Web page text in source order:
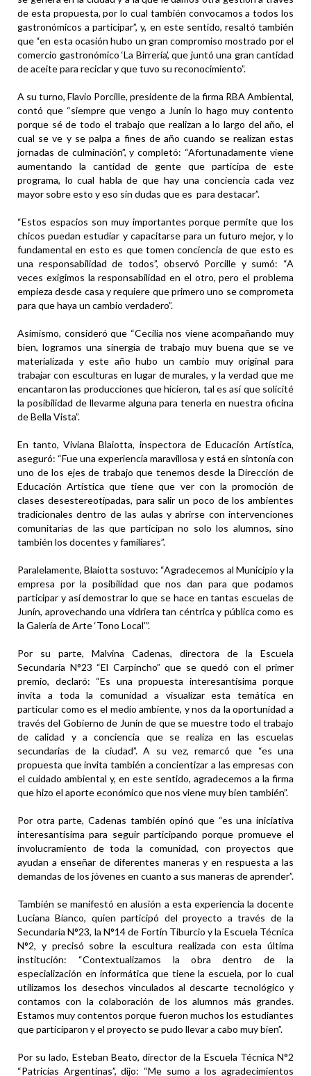
de esta propuesta, por lo cual también convocamos a todos los
gastronómicos a participar”, y, en este sentido, resaltó también
que “en esta ocasión hubo un gran compromiso mostrado por el
comercio gastronómico ‘La Birrería’, que juntó una gran cantidad
de aceite para reciclar y que tuvo su reconocimiento”.
A su turno, Flavio Porcille, presidente de la firma RBA Ambiental,
contó que “siempre que vengo a Junín lo hago muy contento
porque sé de todo el trabajo que realizan a lo largo del año, el
cual se ve y se palpa a fines de año cuando se realizan estas
jornadas de culminación”, y completó: “Afortunadamente viene
aumentando la cantidad de gente que participa de este
programa, lo cual habla de que hay una conciencia cada vez
mayor sobre esto y eso sin dudas que es para destacar”.
“Estos espacios son muy importantes porque permite que los
chicos puedan estudiar y capacitarse para un futuro mejor, y lo
fundamental en esto es que tomen conciencia de que esto es
una responsabilidad de todos”, observó Porcille y sumó: “A
veces exigimos la responsabilidad en el otro, pero el problema
empieza desde casa y requiere que primero uno se comprometa
para que haya un cambio verdadero”.
Asimismo, consideró que “Cecilia nos viene acompañando muy
bien, logramos una sinergia de trabajo muy buena que se ve
materializada y este año hubo un cambio muy original para
trabajar con esculturas en lugar de murales, y la verdad que me
encantaron las producciones que hicieron, tal es así que solicité
la posibilidad de llevarme alguna para tenerla en nuestra oficina
de Bella Vista”.
En tanto, Viviana Blaiotta, inspectora de Educación Artística,
aseguró: “Fue una experiencia maravillosa y está en sintonía con
uno de los ejes de trabajo que tenemos desde la Dirección de
Educación Artística que tiene que ver con la promoción de
clases desestereotipadas, para salir un poco de los ambientes
tradicionales dentro de las aulas y abrirse con intervenciones
comunitarias de las que participan no solo los alumnos, sino
también los docentes y familiares”.
Paralelamente, Blaiotta sostuvo: “Agradecemos al Municipio y la
empresa por la posibilidad que nos dan para que podamos
participar y así demostrar lo que se hace en tantas escuelas de
Junín, aprovechando una vidriera tan céntrica y pública como es
la Galería de Arte ‘Tono Local’”.
Por su parte, Malvina Cadenas, directora de la Escuela
Secundaria N°23 “El Carpincho” que se quedó con el primer
premio, declaró: “Es una propuesta interesantísima porque
invita a toda la comunidad a visualizar esta temática en
particular como es el medio ambiente, y nos da la oportunidad a
través del Gobierno de Junín de que se muestre todo el trabajo
de calidad y a conciencia que se realiza en las escuelas
secundarias de la ciudad”. A su vez, remarcó que “es una
propuesta que invita también a concientizar a las empresas con
el cuidado ambiental y, en este sentido, agradecemos a la firma
que hizo el aporte económico que nos viene muy bien también”.
Por otra parte, Cadenas también opinó que “es una iniciativa
interesantísima para seguir participando porque promueve el
involucramiento de toda la comunidad, con proyectos que
ayudan a enseñar de diferentes maneras y en respuesta a las
demandas de los jóvenes en cuanto a sus maneras de aprender”.
También se manifestó en alusión a esta experiencia la docente
Luciana Bianco, quien participó del proyecto a través de la
Secundaria N°23, la N°14 de Fortín Tiburcio y la Escuela Técnica
N°2, y precisó sobre la escultura realizada con esta última
institución: “Contextualizamos la obra dentro de la
especialización en informática que tiene la escuela, por lo cual
utilizamos los desechos vinculados al descarte tecnológico y
contamos con la colaboración de los alumnos más grandes.
Estamos muy contentos porque fueron muchos los estudiantes
que participaron y el proyecto se pudo llevar a cabo muy bien”.
Por su lado, Esteban Beato, director de la Escuela Técnica N°2
“Patricias Argentinas”, dijo: “Me sumo a los agradecimientos